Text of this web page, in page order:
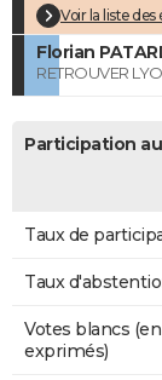
Voir la liste des
Florian
RETROUVER
Participation
Taux de
Taux
Votes blancs
exprimés)